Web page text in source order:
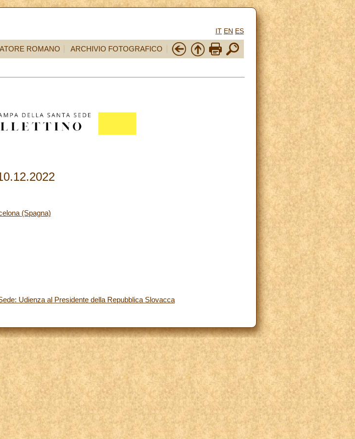
IT EN ES
ROMANO ARCHIVIO FOTOGRAFICO
(Spagna)
Udienza al Presidente della Repubblica Slovacca